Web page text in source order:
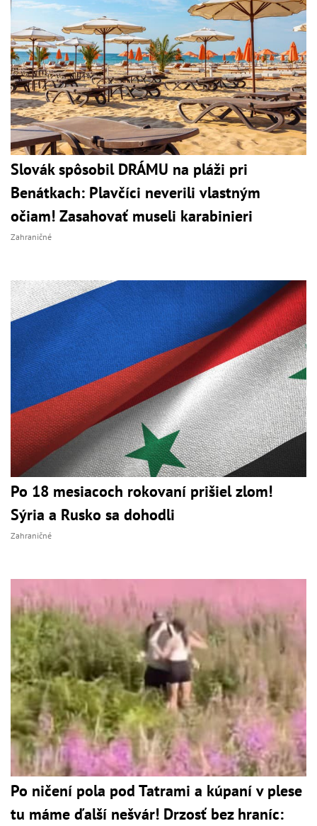
Slovák spôsobil DRÁMU na pláži pri
Benátkach: Plavčíci neverili vlastným
očiam! Zasahovať museli karabinieri
Zahraničné
Po 18 mesiacoch rokovaní prišiel zlom!
Sýria a Rusko sa dohodli
Zahraničné
Po ničení pola pod Tatrami a kúpaní v plese
tu máme ďalší nešvár! Drzosť bez hraníc: